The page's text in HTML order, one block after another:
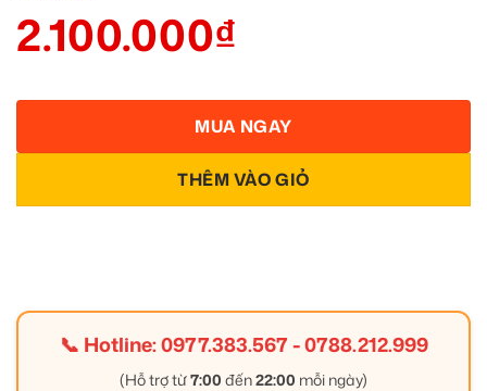
2.100.000₫
THÊM VÀO GIỎ
MUA NGAY
📞 Hotline:0977.383.567-0788.212.999
(Hỗ trợ từ7:00 đến22:00 mỗi ngày)